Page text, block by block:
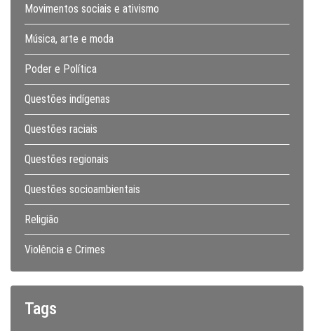
Movimentos sociais e ativismo
Música, arte e moda
Poder e Política
Questões indígenas
Questões raciais
Questões regionais
Questões socioambientais
Religião
Violência e Crimes
Tags